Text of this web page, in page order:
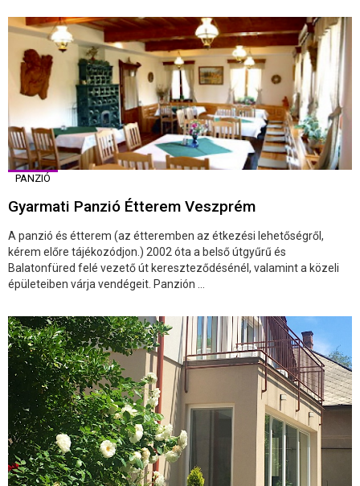
PANZIÓ
Gyarmati Panzió Étterem Veszprém
A panzió és étterem (az étteremben az étkezési lehetőségről,
kérem előre tájékozódjon.) 2002 óta a belső útgyűrű és
Balatonfüred felé vezető út kereszteződésénél, valamint a közeli
épületeiben várja vendégeit. Panzión ...